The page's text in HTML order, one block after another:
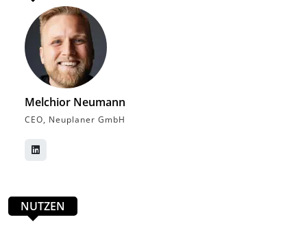
Melchior Neumann
CEO, Neuplaner GmbH
NUTZEN